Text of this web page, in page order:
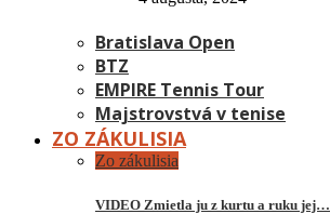
Bratislava Open
BTZ
EMPIRE Tennis Tour
Majstrovstvá v tenise
ZO ZÁKULISIA
Zo zákulisia
VIDEO Zmietla ju z kurtu a ruku jej…